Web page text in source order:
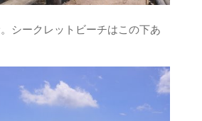
シークレットビーチはこの下あ